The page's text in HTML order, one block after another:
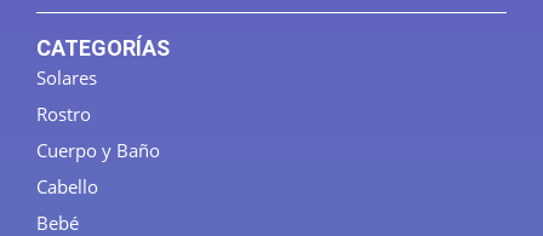
CATEGORÍAS
Solares
Rostro
Cuerpo y Baño
Cabello
Bebé